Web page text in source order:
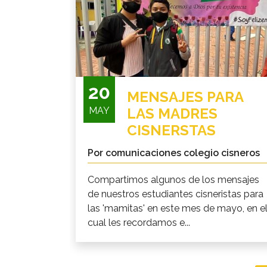
20
MAY
MENSAJES PARA
LAS MADRES
CISNERSTAS
Por comunicaciones colegio cisneros
Compartimos algunos de los mensajes
de nuestros estudiantes cisneristas para
las 'mamitas' en este mes de mayo, en el
cual les recordamos e...